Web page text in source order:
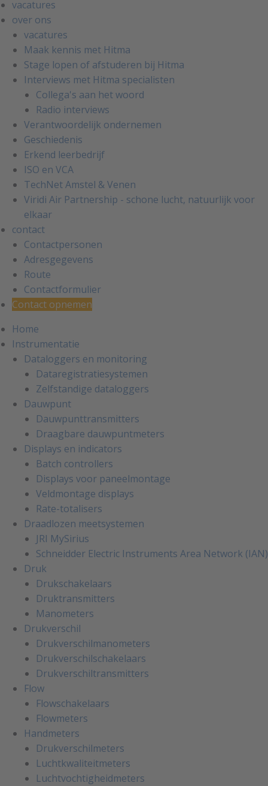
vacatures
over ons
vacatures
Maak kennis met Hitma
Stage lopen of afstuderen bij Hitma
Interviews met Hitma specialisten
Collega's aan het woord
Radio interviews
Verantwoordelijk ondernemen
Geschiedenis
Erkend leerbedrijf
ISO en VCA
TechNet Amstel & Venen
Viridi Air Partnership - schone lucht, natuurlijk voor
elkaar
contact
Contactpersonen
Adresgegevens
Route
Contactformulier
Contact opnemen
Home
Instrumentatie
Dataloggers en monitoring
Dataregistratiesystemen
Zelfstandige dataloggers
Dauwpunt
Dauwpunttransmitters
Draagbare dauwpuntmeters
Displays en indicators
Batch controllers
Displays voor paneelmontage
Veldmontage displays
Rate-totalisers
Draadlozen meetsystemen
JRI MySirius
Schneidder Electric Instruments Area Network (IAN)
Druk
Drukschakelaars
Druktransmitters
Manometers
Drukverschil
Drukverschilmanometers
Drukverschilschakelaars
Drukverschiltransmitters
Flow
Flowschakelaars
Flowmeters
Handmeters
Drukverschilmeters
Luchtkwaliteitmeters
Luchtvochtigheidmeters